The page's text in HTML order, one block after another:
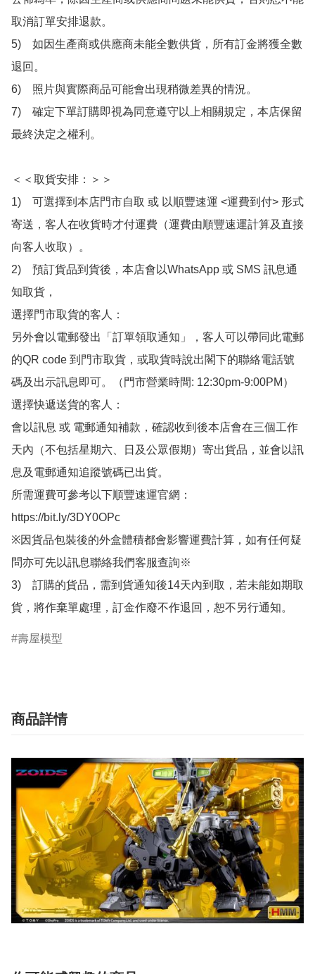
取消訂單安排退款。
5)　如因生產商或供應商未能全數供貨，所有訂金將獲全數
退回。
6)　照片與實際商品可能會出現稍微差異的情況。
7)　確定下單訂購即視為同意遵守以上相關規定，本店保留
最終決定之權利。
＜＜取貨安排：＞＞
1)　可選擇到本店門市自取 或 以順豐速運 <運費到付> 形式
寄送，客人在收貨時才付運費（運費由順豐速運計算及直接
向客人收取）。
2)　預訂貨品到貨後，本店會以WhatsApp 或 SMS 訊息通
知取貨，
選擇門市取貨的客人：
另外會以電郵發出「訂單領取通知」，客人可以帶同此電郵
的QR code 到門市取貨，或取貨時說出閣下的聯絡電話號
碼及出示訊息即可。（門市營業時間: 12:30pm-9:00PM）
選擇快遞送貨的客人：
會以訊息 或 電郵通知補款，確認收到後本店會在三個工作
天內（不包括星期六、日及公眾假期）寄出貨品，並會以訊
息及電郵通知追蹤號碼已出貨。
所需運費可參考以下順豐速運官網：
https://bit.ly/3DY0OPc
※因貨品包裝後的外盒體積都會影響運費計算，如有任何疑
問亦可先以訊息聯絡我們客服查詢※
3)　訂購的貨品，需到貨通知後14天內到取，若未能如期取
貨，將作棄單處理，訂金作廢不作退回，恕不另行通知。
壽屋模型
商品詳情